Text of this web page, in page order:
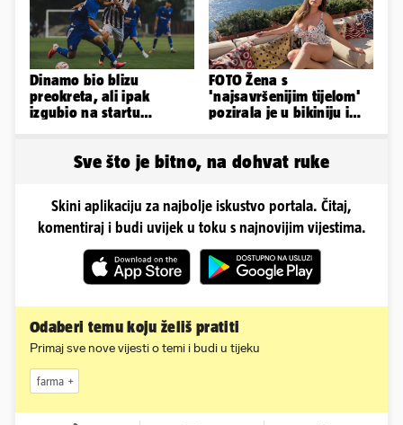
Dinamo bio blizu
preokreta, ali ipak
izgubio na startu
FOTO Žena s
'najsavršenijim tijelom'
pozirala je u bikiniju i
Sve što je bitno, na dohvat ruke
Skini aplikaciju za najbolje iskustvo portala. Čitaj,
komentiraj i budi uvijek u toku s najnovijim vijestima.
Odaberi temu koju želiš pratiti
Primaj sve nove vijesti o temi i budi u tijeku
farma